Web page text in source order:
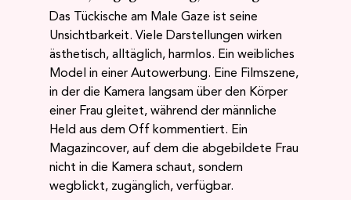
Das Tückische am Male Gaze ist seine
Unsichtbarkeit. Viele Darstellungen wirken
ästhetisch, alltäglich, harmlos. Ein weibliches
Model in einer Autowerbung. Eine Filmszene,
in der die Kamera langsam über den Körper
einer Frau gleitet, während der männliche
Held aus dem Off kommentiert. Ein
Magazincover, auf dem die abgebildete Frau
nicht in die Kamera schaut, sondern
wegblickt, zugänglich, verfügbar.